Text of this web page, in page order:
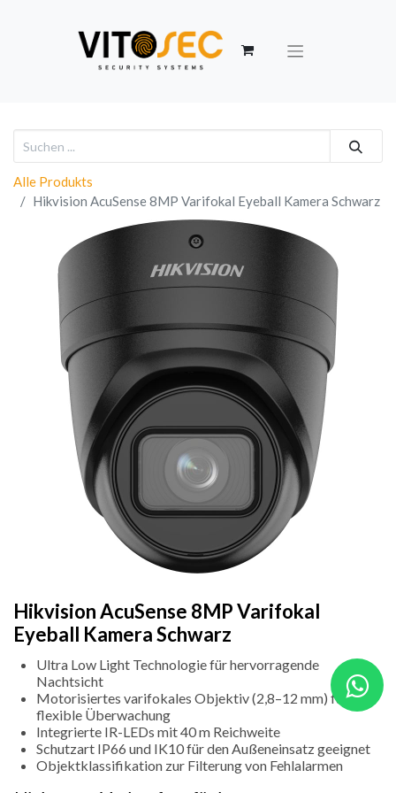
Alle Produkts
Hikvision AcuSense 8MP Varifokal Eyeball Kamera Schwarz
Hikvision AcuSense 8MP Varifokal
Eyeball Kamera Schwarz
Ultra Low Light Technologie für hervorragende
Nachtsicht
Motorisiertes varifokales Objektiv (2,8–12 mm) für
flexible Überwachung
Integrierte IR-LEDs mit 40 m Reichweite
Schutzart IP66 und IK10 für den Außeneinsatz geeignet
Objektklassifikation zur Filterung von Fehlalarmen